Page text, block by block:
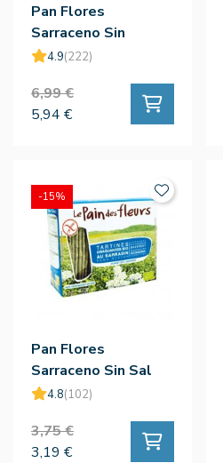
Pan Flores
Sarraceno Sin
Gluten Bio 300g - Le
4.9(222)
6,99 €
5,94 €
Pan Flores
Sarraceno Sin Sal
150g - Le Pain Des
4.8(102)
3,75 €
3,19 €
-15%